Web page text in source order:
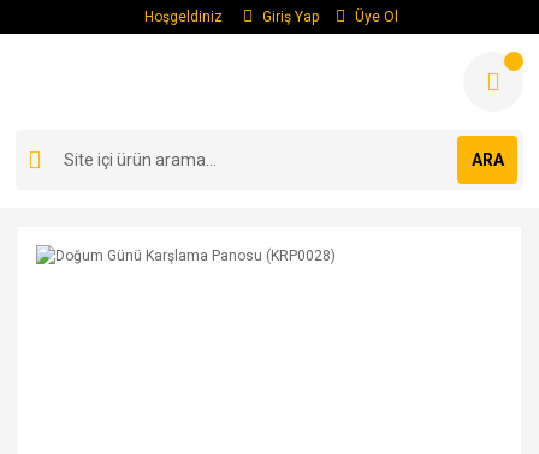
Hoşgeldiniz Giriş Yap Üye Ol
ARA